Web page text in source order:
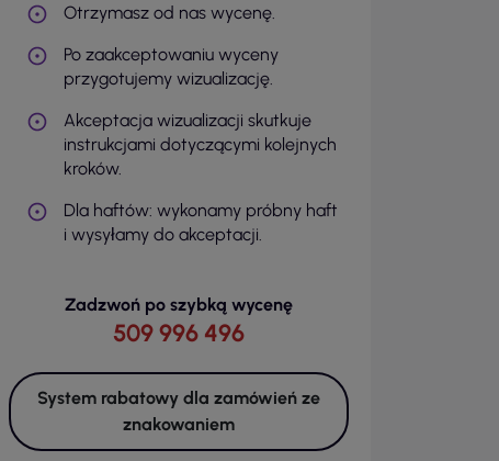
Otrzymasz od nas wycenę.
Po zaakceptowaniu wyceny
przygotujemy wizualizację.
Akceptacja wizualizacji skutkuje
instrukcjami dotyczącymi kolejnych
kroków.
Dla haftów: wykonamy próbny haft
i wysyłamy do akceptacji.
Zadzwoń po szybką wycenę
509 996 496
System rabatowy dla zamówień ze
znakowaniem